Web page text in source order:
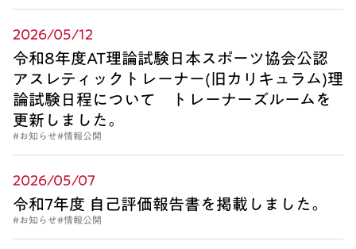
2026/05/12
令和8年度AT理論試験日本スポーツ協会公認
アスレティックトレーナー(旧カリキュラム)理
論試験日程について トレーナーズルームを
更新しました。
#お知らせ#情報公開
2026/05/07
令和7年度 自己評価報告書を掲載しました。
#お知らせ#情報公開